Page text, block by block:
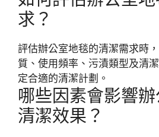
求？
評估辦公室地毯的清潔需求時
質、使用頻率、污漬類型及清
定合適的清潔計劃。
哪些因素會影響
清潔效果？